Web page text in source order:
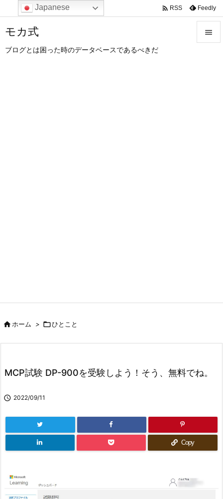
モカ式
ブログとは困った時のデータベースであるべきだ

 RSS Feedly
ホーム > ひとこと
MCP試験 DP-900を受験しよう！そう、無料でね。
 2022/09/11
Copy
Japanese